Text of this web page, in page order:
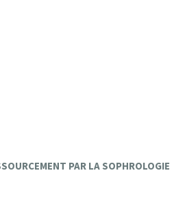
PAR LA SOPHROLOGIE